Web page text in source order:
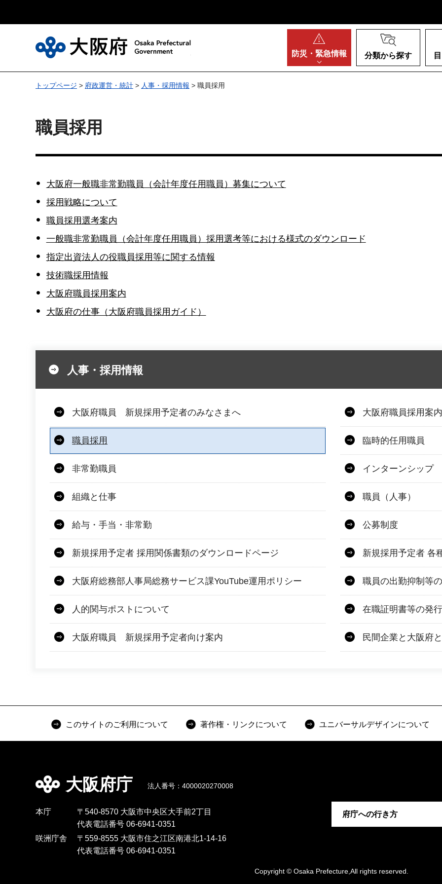
防災・ 緊急情報 分類から探す
トップページ > 府政運営・統計 > 人事・採用情報 > 職員採用
職員採用
大阪府一般職非常勤職員（会計年度任用職員）募集について
採用戦略について
職員採用選考案内
一般職非常勤職員（会計年度任用職員）採用選考等における様式のダウンロード
指定出資法人の役職員採用等に関する情報
技術職採用情報
大阪府職員採用案内
大阪府の仕事（大阪府職員採用ガイド）
人事・採用情報
大阪府職員 新規採用予定者のみなさまへ 大阪府職員採用案内
職員採用 臨時的任用職員
非常勤職員 インターンシップ
組織と仕事 職員（人事）
給与・手当・非常勤 公募制度
新規採用予定者 採用関係書類のダウンロードページ 新規採用予定者 各
大阪府総務部人事局総務サービス課YouTube運用ポリシー 職員の出勤抑制等
人的関与ポストについて 在職証明書等の発
大阪府職員 新規採用予定者向け案内 民間企業と大阪府
このサイトのご利用について 著作権・リンクについて ユニバーサルデザインについて
大阪府庁 法人番号：4000020270008
本庁
〒540-8570 大阪市中央区大手前2丁目
代表電話番号 06-6941-0351
咲洲庁舎
〒559-8555 大阪市住之江区南港北1-14-16
代表電話番号 06-6941-0351
府庁への行き方
Copyright © Osaka Prefecture,All rights reserved.